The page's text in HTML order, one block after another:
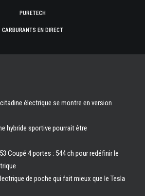
PURETECH
CARBURANTS EN DIRECT
électrique se montre en version
hybride sportive pourrait être
Coupé 4 portes : 544 ch pour redéfinir le
de poche qui fait mieux que le Tesla